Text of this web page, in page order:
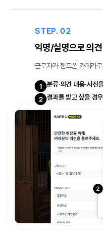
STEP. 02
익명/실명으로 의견
근로자가 핸드폰 카메라
1 분류·의견 내용·사진
2 결과를 받고 싶을 경